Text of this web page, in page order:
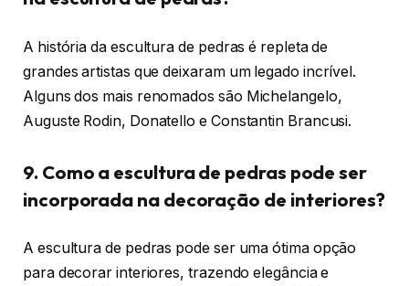
A história da escultura de pedras é repleta de
grandes artistas que deixaram um legado incrível.
Alguns dos mais renomados são Michelangelo,
Auguste Rodin, Donatello e Constantin Brancusi.
9. Como a escultura de pedras pode ser
incorporada na decoração de interiores?
A escultura de pedras pode ser uma ótima opção
para decorar interiores, trazendo elegância e